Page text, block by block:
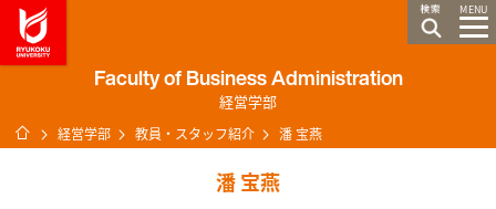
MENU
Faculty of Business Administration
経営学部
ホーム
経営学部 教員・スタッフ紹介 潘 宝燕
潘 宝燕